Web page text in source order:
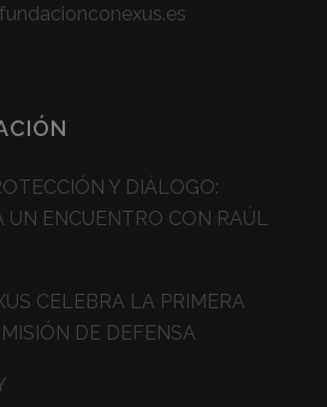
Y DIÁLOGO:
UN ENCUENTRO CON RAÚL
CELEBRA LA PRIMERA
DE DEFENSA